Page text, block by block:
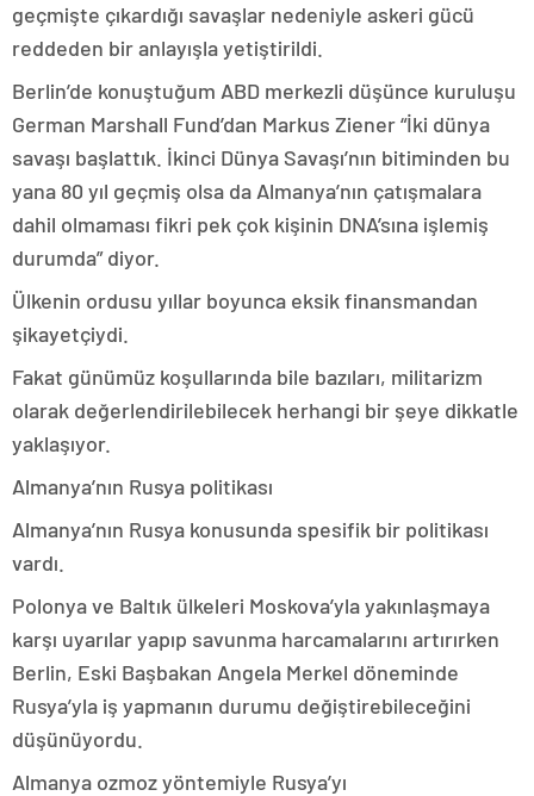
geçmişte çıkardığı savaşlar nedeniyle askeri gücü
reddeden bir anlayışla yetiştirildi.
Berlin’de konuştuğum ABD merkezli düşünce kuruluşu
German Marshall Fund’dan Markus Ziener “İki dünya
savaşı başlattık. İkinci Dünya Savaşı’nın bitiminden bu
yana 80 yıl geçmiş olsa da Almanya’nın çatışmalara
dahil olmaması fikri pek çok kişinin DNA’sına işlemiş
durumda” diyor.
Ülkenin ordusu yıllar boyunca eksik finansmandan
şikayetçiydi.
Fakat günümüz koşullarında bile bazıları, militarizm
olarak değerlendirilebilecek herhangi bir şeye dikkatle
yaklaşıyor.
Almanya’nın Rusya politikası
Almanya’nın Rusya konusunda spesifik bir politikası
vardı.
Polonya ve Baltık ülkeleri Moskova’yla yakınlaşmaya
karşı uyarılar yapıp savunma harcamalarını artırırken
Berlin, Eski Başbakan Angela Merkel döneminde
Rusya’yla iş yapmanın durumu değiştirebileceğini
düşünüyordu.
Almanya ozmoz yöntemiyle Rusya’yı